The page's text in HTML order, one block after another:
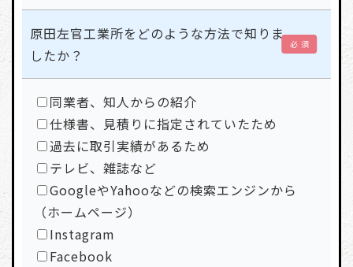
原田左官工業所をどのような方法で知りま
したか？
必 須
同業者、知人からの紹介
仕様書、見積りに指定されていたため
過去に取引実績があるため
テレビ、雑誌など
GoogleやYahooなどの検索エンジンから
（ホームページ）
Instagram
Facebook